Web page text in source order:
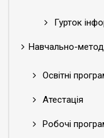
Гурток
Навчально-
Освітні
Атестація
Робочі